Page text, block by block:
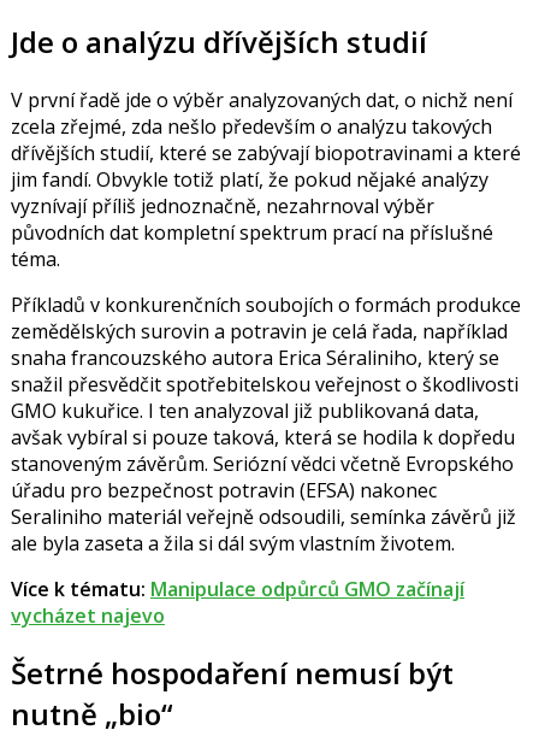
Jde o analýzu dřívějších studií
V první řadě jde o výběr analyzovaných dat, o nichž není
zcela zřejmé, zda nešlo především o analýzu takových
dřívějších studií, které se zabývají biopotravinami a které
jim fandí. Obvykle totiž platí, že pokud nějaké analýzy
vyznívají příliš jednoznačně, nezahrnoval výběr
původních dat kompletní spektrum prací na příslušné
téma.
Příkladů v konkurenčních soubojích o formách produkce
zemědělských surovin a potravin je celá řada, například
snaha francouzského autora Erica Séraliniho, který se
snažil přesvědčit spotřebitelskou veřejnost o škodlivosti
GMO kukuřice. I ten analyzoval již publikovaná data,
avšak vybíral si pouze taková, která se hodila k dopředu
stanoveným závěrům. Seriózní vědci včetně Evropského
úřadu pro bezpečnost potravin (EFSA) nakonec
Seraliniho materiál veřejně odsoudili, semínka závěrů již
ale byla zaseta a žila si dál svým vlastním životem.
Více k tématu: Manipulace odpůrců GMO začínají
vycházet najevo
Šetrné hospodaření nemusí být
nutně „bio“